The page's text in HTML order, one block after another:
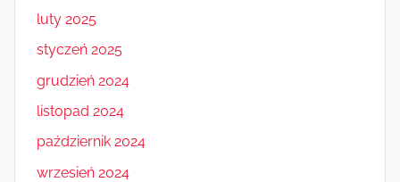
luty 2025
styczeń 2025
grudzień 2024
listopad 2024
październik 2024
wrzesień 2024